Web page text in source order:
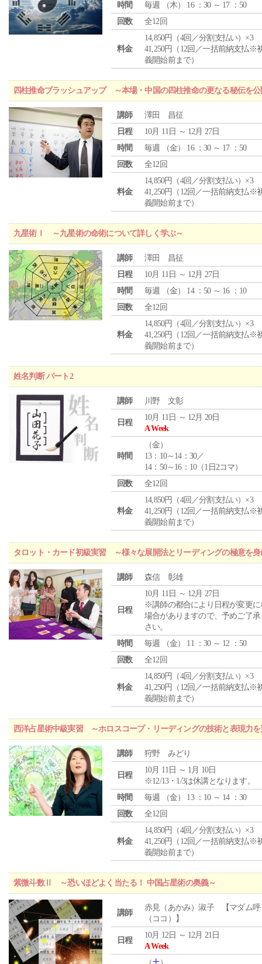
時間
毎週 （木） 16 ：30 ～ 17 ：50
回数
全12回
料金
14,850円（4回／分割支払い）×3
41,250円（12回／一括前納支払※
義開始前まで）
四柱推命ブラッシュアップ ～本場・中国の四柱推命の更なる秘伝を
講師
澤田 昌征
日程
10月 11日 ～ 12月 27日
時間
毎週 （金） 16 ：30 ～ 17 ：50
回数
全12回
料金
14,850円（4回／分割支払い）×3
41,250円（12回／一括前納支払※
義開始前まで）
九星術Ⅰ ～九星術の命術について詳しく学ぶ～
講師
澤田 昌征
日程
10月 11日 ～ 12月 27日
時間
毎週 （金） 14 ：50 ～ 16 ：10
回数
全12回
料金
14,850円（4回／分割支払い）×3
41,250円（12回／一括前納支払※
義開始前まで）
姓名判断 パート2
講師 川野 文彰
日程
10月 11日 ～ 12月 20日
A Week
時間
（金）
13：10～14：30／
14：50～16：10（1日2コマ）
回数
全12回
料金
14,850円（4回／分割支払い）×3
41,250円（12回／一括前納支払※
義開始前まで）
タロット・カード初級実習 ～様々な展開法とリーディングの極意を身
講師 森信 彰雄
日程
10月 11日 ～ 12月 27日
※講師の都合により日程が変更に
場合がありますので、予めご了承
さい。
時間
毎週 （金） 11 ：30 ～ 12 ：50
回数
全12回
料金
14,850円（4回／分割支払い）×3
41,250円（12回／一括前納支払※
義開始前まで）
西洋占星術中級実習 ～ホロスコープ・リーディングの技術と表現力
講師 狩野 みどり
日程
10月 11日 ～ 1月 10日
※12/13・1/3は休講となります。
時間
毎週 （金） 13 ：10 ～ 14 ：30
回数
全12回
料金
14,850円（4回／分割支払い）×3
41,250円（12回／一括前納支払※
義開始前まで）
紫微斗数Ⅱ ～恐いほどよく当たる！ 中国占星術の奥義～
講師
赤見（あかみ）淑子 【マダム呼
（ココ）】
日程
10月 12日 ～ 12月 21日
A Week